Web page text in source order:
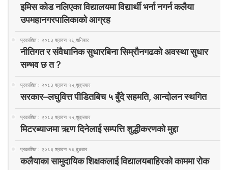
इमिस कोड नलिएका विद्यालयमा विद्यार्थी भर्ना नगर्न कलैया
उपमहानगरपालिकाको आग्रह
प्रकाशित : २०८३ श्रावण १६,शनिबार
नीतिगत र संवैधानिक सुधारबिना सिम्रौनगढको अवस्था सुधार
सम्भव छ त ?
प्रकाशित : २०८३ श्रावण १५,शुक्रबार
सरकार–लघुवित्त पीडितबिच ५ बुँदे सहमति, आन्दोलन स्थगित
प्रकाशित : २०८३ श्रावण १५,शुक्रबार
मिटरब्याजमा ऋण दिनेलाई सम्पत्ति शुद्धीकरणको मुद्दा
प्रकाशित : २०८३ श्रावण १३,बुधबार
कलैयाका सामुदायिक शिक्षकलाई विद्यालयबाहिरको काममा रोक